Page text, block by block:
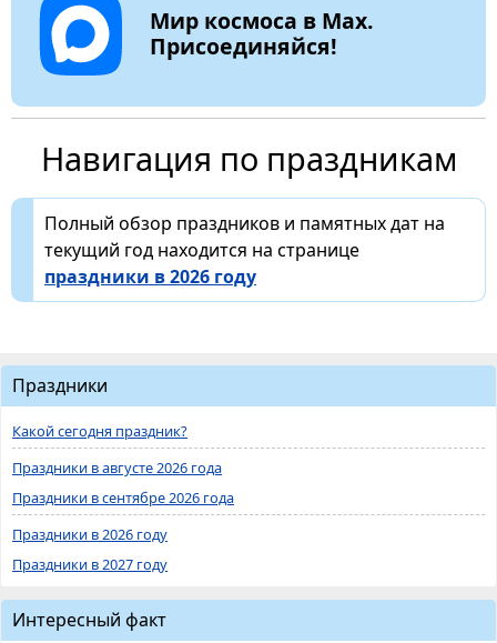
Мир космоса в Max.
Присоединяйся!
Навигация по праздникам
Полный обзор праздников и памятных дат на
текущий год находится на странице
праздники в 2026 году
Праздники
Какой сегодня праздник?
Праздники в августе 2026 года
Праздники в сентябре 2026 года
Праздники в 2026 году
Праздники в 2027 году
Интересный факт